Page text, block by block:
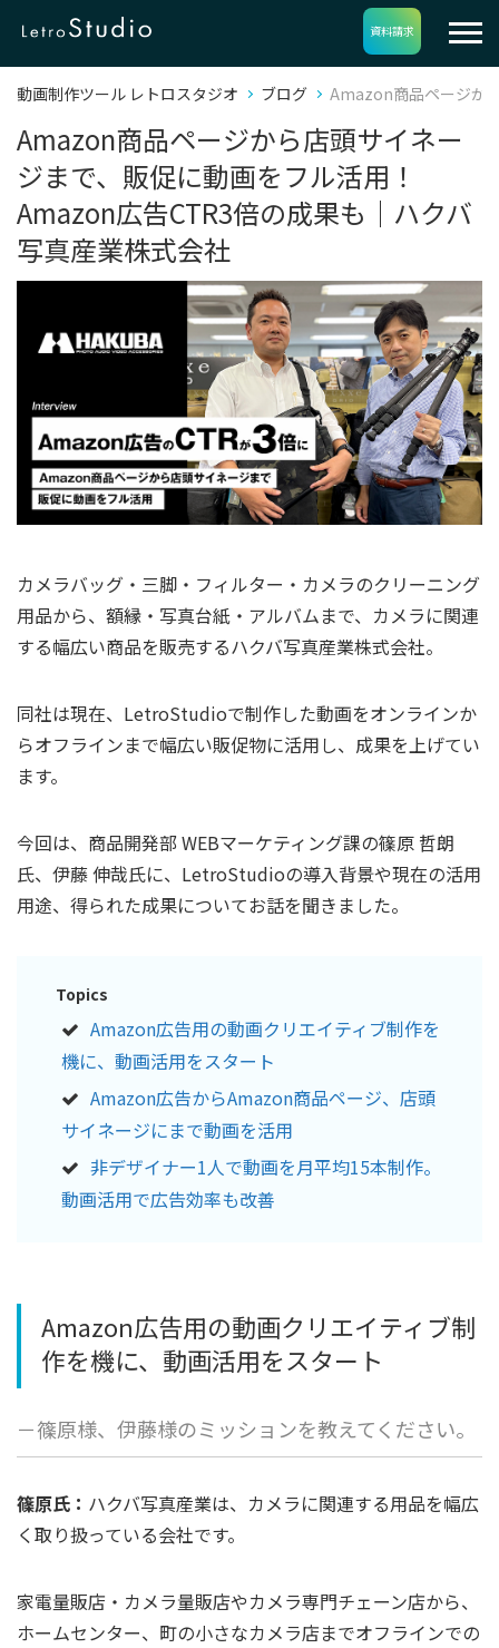
資料請求
動画制作ツール レトロスタジオ ブログ Amazon商品ページか
Amazon商品ページから店頭サイネー
ジまで、販促に動画をフル活用！
Amazon広告CTR3倍の成果も｜ハクバ
写真産業株式会社
カメラバッグ・三脚・フィルター・カメラのクリーニング
用品から、額縁・写真台紙・アルバムまで、カメラに関連
する幅広い商品を販売するハクバ写真産業株式会社。
同社は現在、LetroStudioで制作した動画をオンラインか
らオフラインまで幅広い販促物に活用し、成果を上げてい
ます。
今回は、商品開発部 WEBマーケティング課の篠原 哲朗
氏、伊藤 伸哉氏に、LetroStudioの導入背景や現在の活用
用途、得られた成果についてお話を聞きました。
Topics
Amazon広告用の動画クリエイティブ制作を
機に、動画活用をスタート
Amazon広告からAmazon商品ページ、店頭
サイネージにまで動画を活用
非デザイナー1人で動画を月平均15本制作。
動画活用で広告効率も改善
Amazon広告用の動画クリエイティブ制
作を機に、動画活用をスタート
－篠原様、伊藤様のミッションを教えてください。
篠原氏： ハクバ写真産業は、カメラに関連する用品を幅広
く取り扱っている会社です。
家電量販店・カメラ量販店やカメラ専門チェーン店から、
ホームセンター、町の小さなカメラ店までオフラインでの